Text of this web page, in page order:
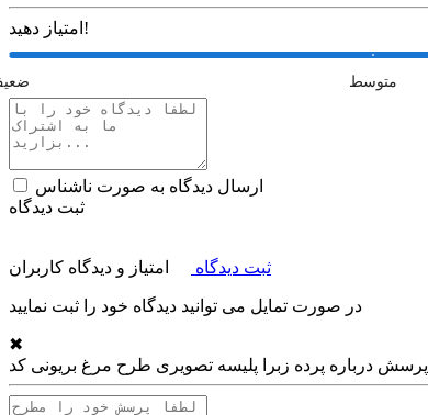
امتیاز دهید!
متوسط
ارسال دیدگاه به صورت ناشناس
ثبت دیدگاه
ثبت دیدگاه امتیاز و دیدگاه کاربران
در صورت تمایل می توانید دیدگاه خود را ثبت نمایید
✖
پرسش درباره